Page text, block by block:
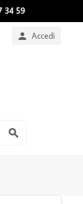
34 59
 Accedi
